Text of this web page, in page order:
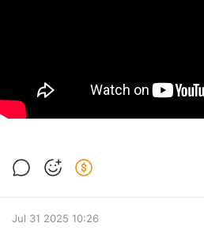
Jul 31 2025 10:26